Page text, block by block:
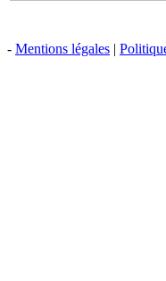
- Mentions légales |